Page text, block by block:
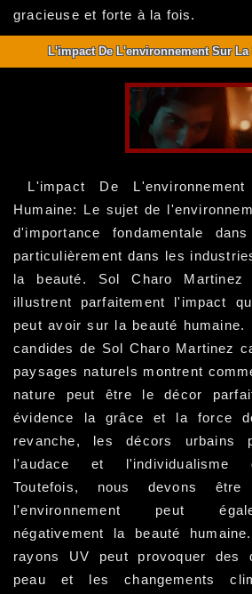
gracieuse et forte à la fois.
L'impact De L'environnement Sur La
L'impact De
Humaine: Le sujet de
d'importance fondamentale
particulièrement dans les
la beauté. Sol Charo Martinez
illustrent parfaitement l'impact
peut avoir sur la beauté humaine.
candides de Sol Charo Martinez
paysages naturels montrent
nature peut être le décor
évidence la grâce et la force
revanche, les décors urbains
l'audace et l'individualisme
Toutefois, nous devons être
l'environnement peut
négativement la beauté
rayons UV peut provoquer des
peau et les changements